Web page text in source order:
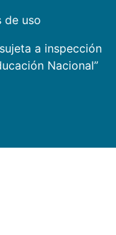
de uso
a inspección
Nacional”